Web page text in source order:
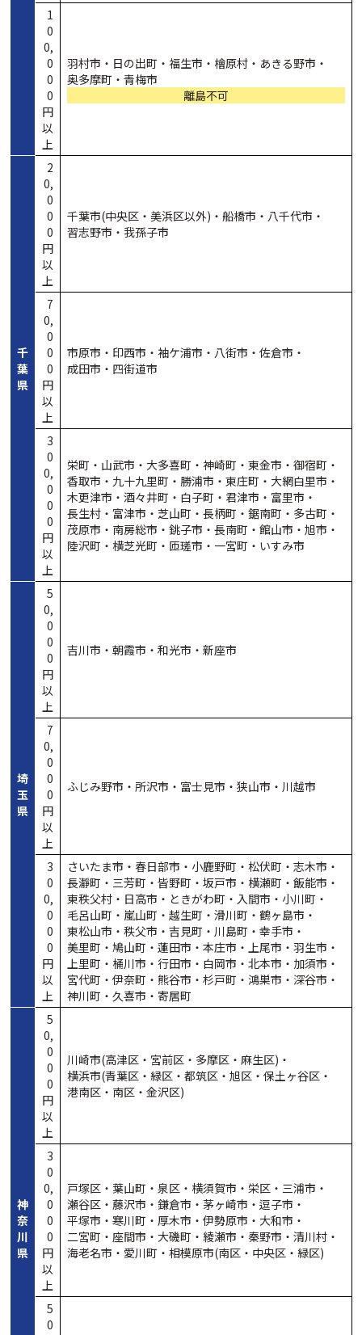
1
0
0,
0
0
0
円
以
上
羽村市・ 日の出町・ 福生市・ 檜原村・ あきる野市・
奥多摩町・ 青梅市
離島不可
千
葉
県
2
0,
0
0
0
円
以
上
千葉市(中央区・ 美浜区以外)・ 船橋市・ 八千代市・
習志野市・ 我孫子市
7
0,
0
0
0
円
以
上
市原市・ 印西市・ 袖ケ浦市・ 八街市・ 佐倉市・
成田市・ 四街道市
3
0
0,
0
0
0
円
以
上
栄町・ 山武市・ 大多喜町・ 神崎町・ 東金市・ 御宿町・
香取市・ 九十九里町・ 勝浦市・ 東庄町・ 大網白里市・
木更津市・ 酒々井町・ 白子町・ 君津市・ 富里市・
長生村・ 富津市・ 芝山町・ 長柄町・ 鋸南町・ 多古町・
茂原市・ 南房総市・ 銚子市・ 長南町・ 館山市・ 旭市・
陸沢町・ 横芝光町・ 匝瑳市・ 一宮町・ いすみ市
埼
玉
県
5
0,
0
0
0
円
以
上
吉川市・ 朝霞市・ 和光市・ 新座市
7
0,
0
0
0
円
以
上
ふじみ野市・ 所沢市・ 富士見市・ 狭山市・ 川越市
3
0
0,
0
0
0
円
以
上
さいたま市・ 春日部市・ 小鹿野町・ 松伏町・ 志木市・
長瀞町・ 三芳町・ 皆野町・ 坂戸市・ 横瀬町・ 飯能市・
東秩父村・ 日高市・ ときがわ町・ 入間市・ 小川町・
毛呂山町・ 嵐山町・ 越生町・ 滑川町・ 鶴ヶ島市・
東松山市・ 秩父市・ 吉見町・ 川島町・ 幸手市・
美里町・ 鳩山町・ 蓮田市・ 本庄市・ 上尾市・ 羽生市・
上里町・ 桶川市・ 行田市・ 白岡市・ 北本市・ 加須市・
宮代町・ 伊奈町・ 熊谷市・ 杉戸町・ 鴻巣市・ 深谷市・
神川町・ 久喜市・ 寄居町
神
奈
川
県
5
0,
0
0
0
円
以
上
川崎市(高津区・ 宮前区・ 多摩区・ 麻生区)・
横浜市(青葉区・ 緑区・ 都筑区・ 旭区・ 保土ヶ谷区・
港南区・ 南区・ 金沢区)
3
0
0,
0
0
0
円
以
上
戸塚区・ 葉山町・ 泉区・ 横須賀市・ 栄区・ 三浦市・
瀬谷区・ 藤沢市・ 鎌倉市・ 茅ヶ崎市・ 逗子市・
平塚市・ 寒川町・ 厚木市・ 伊勢原市・ 大和市・
二宮町・ 座間市・ 大磯町・ 綾瀬市・ 秦野市・ 清川村・
海老名市・ 愛川町・ 相模原市(南区・ 中央区・ 緑区)
5
0